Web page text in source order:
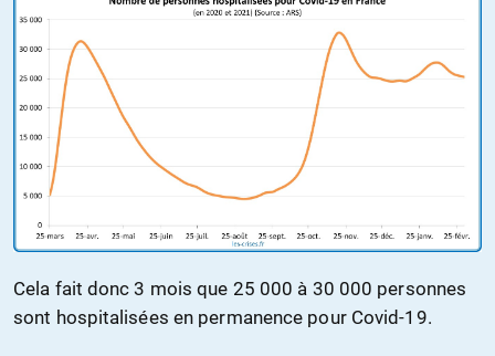
Cela fait donc 3 mois que 25 000 à 30 000 personnes
sont hospitalisées en permanence pour Covid-19.